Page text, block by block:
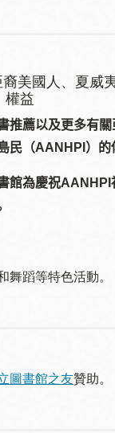
裔美國人、夏威
權益
推薦以及更多有
民（AANHPI ）的
館為慶祝AANHPI
舞蹈等特色活動。
圖書館之友贊助。